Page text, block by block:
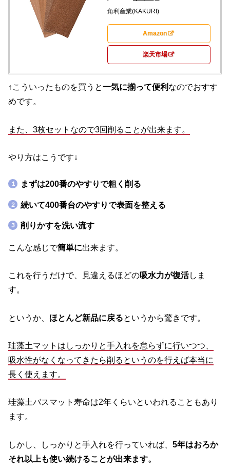
角利産業(KAKURI)
Amazon
楽天市場
↑こういったものを買うと一気に揃って便利 なのでおすす
めです。
また、3枚セットなので3回削ることが出来ます。
やり方はこうです↓
まずは200番のやすりで粗く削る
続いて400番台のやすりで表面を整える
削りかすを洗い流す
こんな感じで簡単に出来ます。
これを行うだけで、見違えるほどの吸水力が復活しま
す。
というか、 ほとんど新品に戻る というから驚きです。
珪藻土マットはしっかりと手入れを怠らずに行いつつ、
吸水性がなくなってきたら削るというのを行えば本当に
長く使えます。
珪藻土バスマット寿命は2年くらいといわれることもあり
ます。
しかし、しっかりと手入れを行っていれば、5年はおろか
それ以上も使い続けることが出来ます。